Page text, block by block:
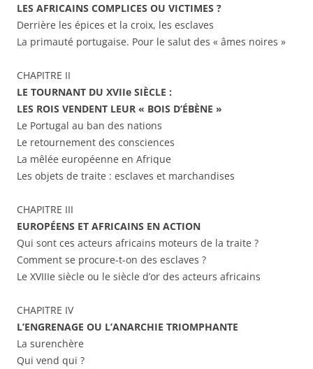
LES AFRICAINS COMPLICES OU VICTIMES ?
Derrière les épices et la croix, les esclaves
La primauté portugaise. Pour le salut des « âmes noires »
CHAPITRE II
LE TOURNANT DU XVIIe SIÈCLE :
LES ROIS VENDENT LEUR « BOIS D’ÉBÈNE »
Le Portugal au ban des nations
Le retournement des consciences
La mêlée européenne en Afrique
Les objets de traite : esclaves et marchandises
CHAPITRE III
EUROPÉENS ET AFRICAINS EN ACTION
Qui sont ces acteurs africains moteurs de la traite ?
Comment se procure-t-on des esclaves ?
Le XVIIIe siècle ou le siècle d’or des acteurs africains
CHAPITRE IV
L’ENGRENAGE OU L’ANARCHIE TRIOMPHANTE
La surenchère
Qui vend qui ?